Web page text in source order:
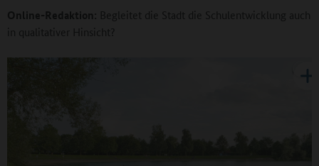
Online-Redaktion: Begleitet die Stadt die Schulentwicklung auch
in qualitativer Hinsicht?